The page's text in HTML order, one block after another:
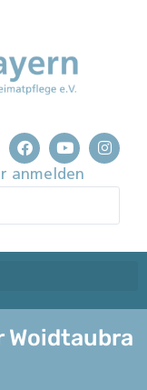
anmelden
Woidtaubra